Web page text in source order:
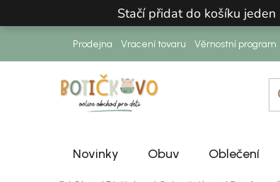
Stačí přidat do košíku
Prodejna Vracení tovaru Věrnostní program
Novinky Obuv Oblečení